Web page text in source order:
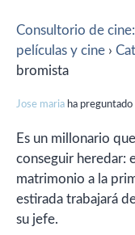
Consultorio de
películas y cine ›
bromista
Jose maria ha preguntado
Es un millonario
conseguir heredar:
matrimonio a la
estirada trabajará
su jefe.